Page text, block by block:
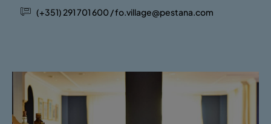
(+351) 291 701 600 / fo.village@pestana.com